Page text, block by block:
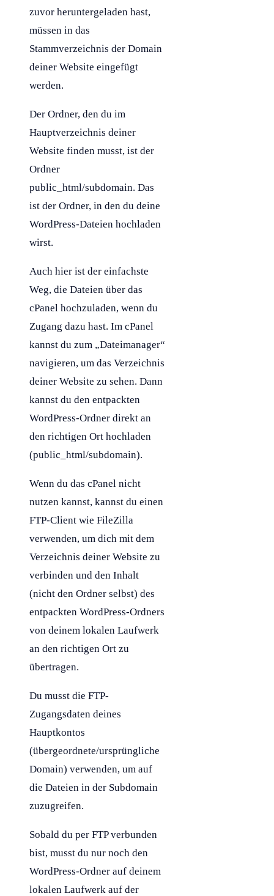
zuvor heruntergeladen hast,
müssen in das
Stammverzeichnis der Domain
deiner Website eingefügt
werden.
Der Ordner, den du im
Hauptverzeichnis deiner
Website finden musst, ist der
Ordner
public_html/subdomain. Das
ist der Ordner, in den du deine
WordPress-Dateien hochladen
wirst.
Auch hier ist der einfachste
Weg, die Dateien über das
cPanel hochzuladen, wenn du
Zugang dazu hast. Im cPanel
kannst du zum „Dateimanager“
navigieren, um das Verzeichnis
deiner Website zu sehen. Dann
kannst du den entpackten
WordPress-Ordner direkt an
den richtigen Ort hochladen
(public_html/subdomain).
Wenn du das cPanel nicht
nutzen kannst, kannst du einen
FTP-Client wie FileZilla
verwenden, um dich mit dem
Verzeichnis deiner Website zu
verbinden und den Inhalt
(nicht den Ordner selbst) des
entpackten WordPress-Ordners
von deinem lokalen Laufwerk
an den richtigen Ort zu
übertragen.
Du musst die FTP-
Zugangsdaten deines
Hauptkontos
(übergeordnete/ursprüngliche
Domain) verwenden, um auf
die Dateien in der Subdomain
zuzugreifen.
Sobald du per FTPverbunden
bist, musst du nur noch den
WordPress-Ordner auf deinem
lokalen Laufwerk auf der